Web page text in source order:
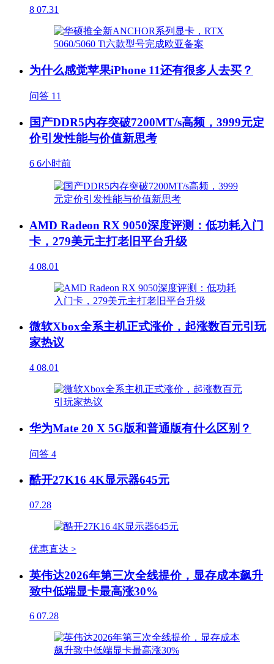
8 07.31
为什么感觉苹果iPhone 11还有很多人去买？
问答 11
国产DDR5内存突破7200MT/s高频，3999元定
价引发性能与价值新思考
6 6小时前
AMD Radeon RX 9050深度评测：低功耗入门
卡，279美元主打老旧平台升级
4 08.01
微软Xbox全系主机正式涨价，起涨数百元引玩
家热议
4 08.01
华为Mate 20 X 5G版和普通版有什么区别？
问答 4
酷开27K16 4K显示器645元
07.28
优惠直达 >
英伟达2026年第三次全线提价，显存成本飙升
致中低端显卡最高涨30%
6 07.28